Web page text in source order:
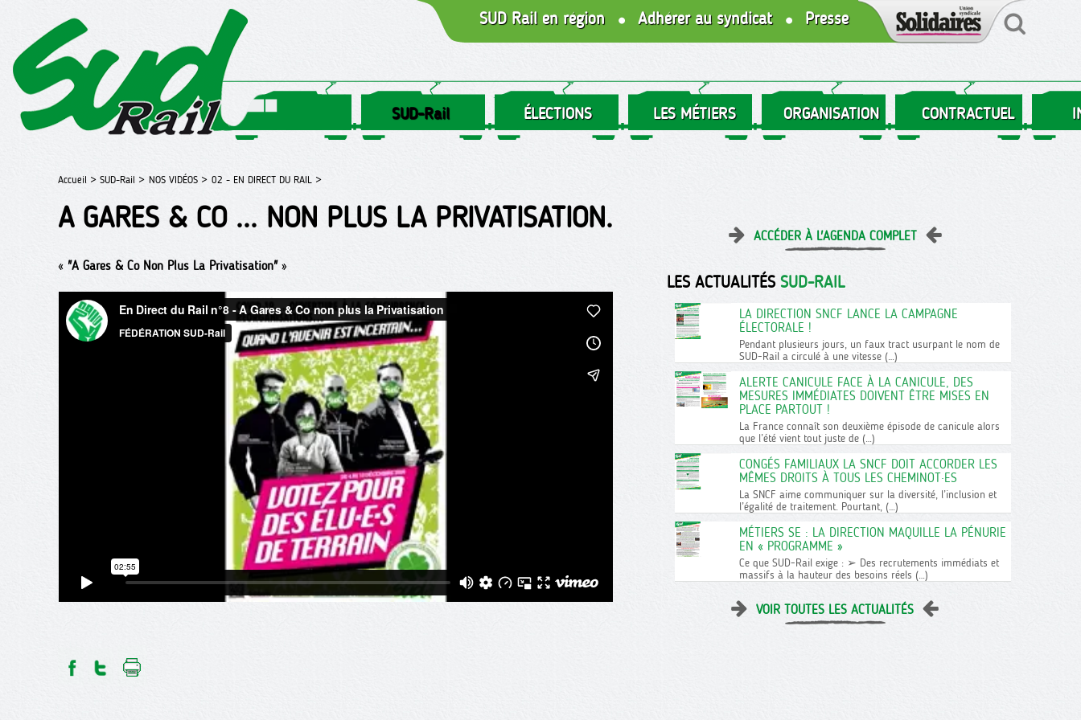
SUD Rail en région Adhérer au syndicat Presse
SUD-Rail ÉLECTIONS LES MÉTIERS ORGANISATION CONTRACTUEL
Accueil > SUD-Rail > NOS VIDÉOS > 02 - EN DIRECT DU RAIL >
A GARES & CO ... NON PLUS LA PRIVATISATION.
« "A Gares & Co Non Plus La Privatisation"»
ACCÉDER À L'AGENDA COMPLET
LES ACTUALITÉS SUD-RAIL
LA DIRECTION SNCF LANCE LA CAMPAGNE
ÉLECTORALE !
Pendant plusieurs jours, un faux tract usurpant le nom de
SUD-Rail a circulé à une vitesse (…)
ALERTE CANICULE FACE À LA CANICULE, DES
MESURES IMMÉDIATES DOIVENT ÊTRE MISES EN
PLACE PARTOUT !
La France connaît son deuxième épisode de canicule alors
que l’été vient tout juste de (…)
CONGÉS FAMILIAUX LA SNCF DOIT ACCORDER LES
MÊMES DROITS À TOUS LES CHEMINOT·ES
La SNCF aime communiquer sur la diversité, l’inclusion et
l’égalité de traitement. Pourtant, (…)
MÉTIERS SE : LA DIRECTION MAQUILLE LA PÉNURIE
EN « PROGRAMME »
Ce que SUD-Rail exige : ➢ Des recrutements immédiats et
massifs à la hauteur des besoins réels (…)
VOIR TOUTES LES ACTUALITÉS